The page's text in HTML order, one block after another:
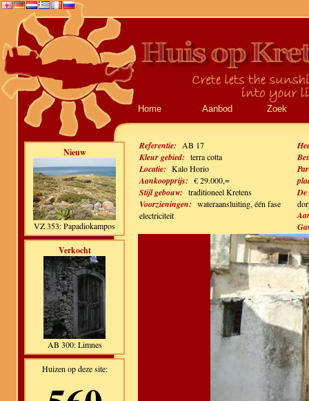
Home Aanbod Zoek
Nieuw
VZ 353: Papadiokampos
Verkocht
AB 300: Limnes
Huizen op deze site:
Referentie: AB 17
Kleur gebied: terra cotta
Locatie: Kalo Horio
Aankoopprijs: € 29.000,=
Stijl gebouw: traditioneel Kretens
Voorzieningen: wateraansluiting, één fase
electriciteit
De